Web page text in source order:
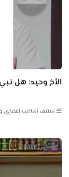
الأخ وحيد: هل
كشف أكاذيب النصارى و